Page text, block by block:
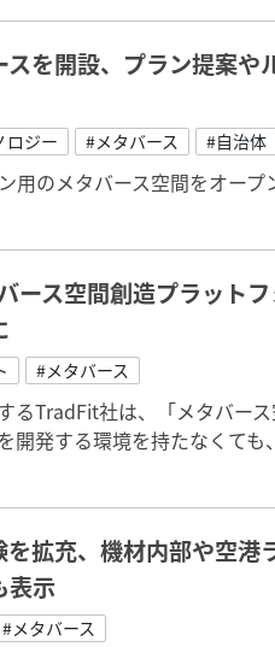
を開設、プラン提案や
ロジー #メタバース #自治体
用のメタバース空間をオー
ス空間創造プラット
#メタバース
TradFit社は、「メタバース
開発する環境を持たなくて
拡充、機材内部や空港
表示
#メタバース